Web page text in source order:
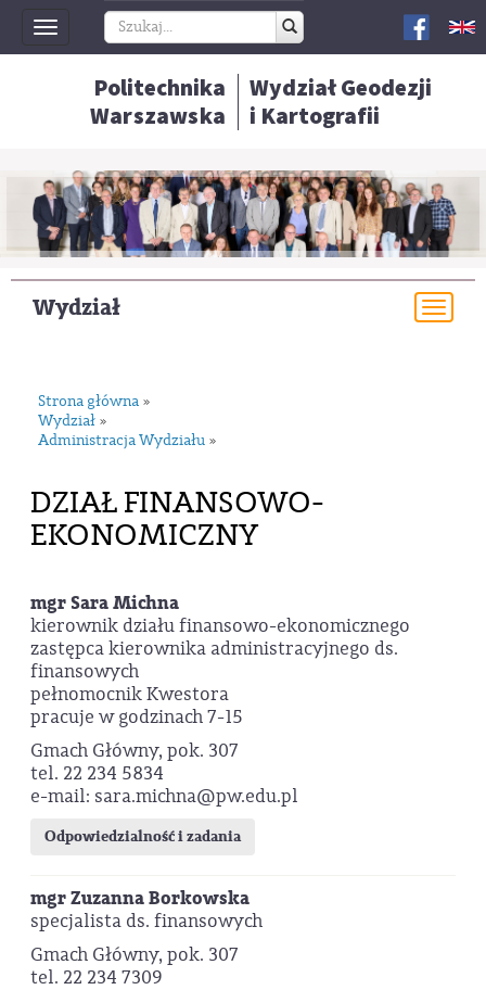
Toggle
navigation
Politechnika
Warszawska
Wydział Geodezji
i Kartografii
Wydział
Strona główna »
Wydział »
Administracja Wydziału »
DZIAŁ FINANSOWO-
EKONOMICZNY
mgr Sara Michna
kierownik działu finansowo-ekonomicznego
zastępca kierownika administracyjnego ds.
finansowych
pełnomocnik Kwestora
pracuje w godzinach 7-15
Gmach Główny, pok. 307
tel. 22 234 5834
e-mail: sara.michna@pw.edu.pl
Odpowiedzialność i zadania
mgr Zuzanna Borkowska
specjalista ds. finansowych
Gmach Główny, pok. 307
tel. 22 234 7309